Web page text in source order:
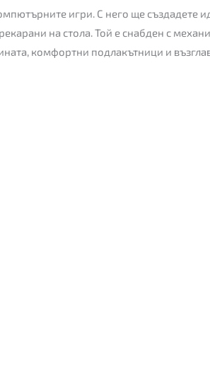
игри. С него ще създадете
на стола. Той е снабден с
комфортни подлакътници и